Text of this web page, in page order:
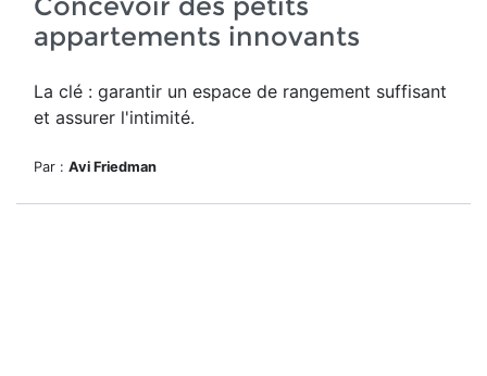
appartements innovants
La clé : garantir un espace de rangement suffisant
et assurer l'intimité.
Par : Avi Friedman